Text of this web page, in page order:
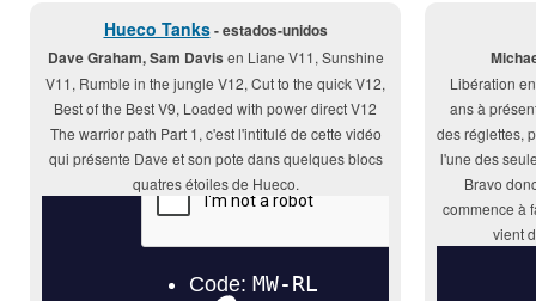
Hueco Tanks- estados-unidos
Dave Graham, Sam Davis en Liane V11, Sunshine
V11, Rumble in the jungle V12, Cut to the quick V12,
Best of the Best V9, Loaded with power direct V12
The warrior path Part 1, c'est l'intitulé de cette vidéo
qui présente Dave et son pote dans quelques blocs
quatres étoiles de Hueco.
Libération
ans à
des réglettes,
l'une des
Bravo
commence à
vient